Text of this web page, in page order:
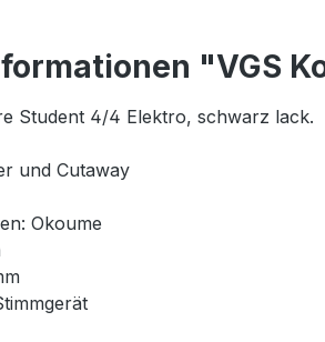
"VGS
Student 4/4 Elektro, schwarz lack.
und Cutaway
Okoume